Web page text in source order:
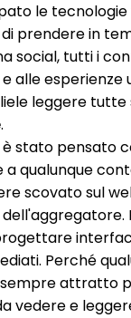
le
prendere in
social, tutti i
alle esperienze
leggere
.
è stato pensato
qualunque
scovato sul
Perché
attratto
vedere e